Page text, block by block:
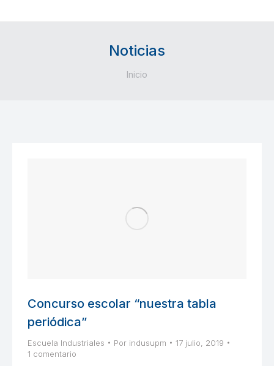
Noticias
Estás aquí:
Inicio
Concurso escolar “nuestra tabla
periódica”
Escuela Industriales Por indusupm
17 julio, 2019
1 comentario